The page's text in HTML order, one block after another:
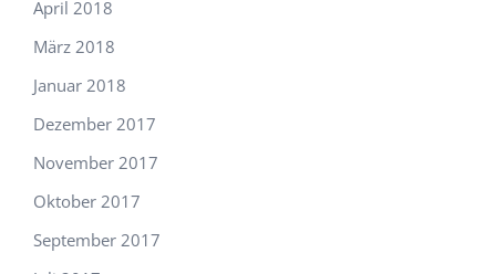
April 2018
März 2018
Januar 2018
Dezember 2017
November 2017
Oktober 2017
September 2017